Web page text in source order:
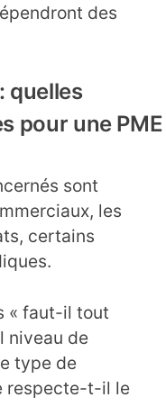
des
quelles
pour une PME
sont
les
certains
« faut-il tout
niveau de
type de
respecte-t-il le